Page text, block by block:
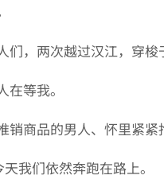
，两次越过汉江，穿梭
等我。
销商品的男人、怀里紧
我们依然奔跑在路上。